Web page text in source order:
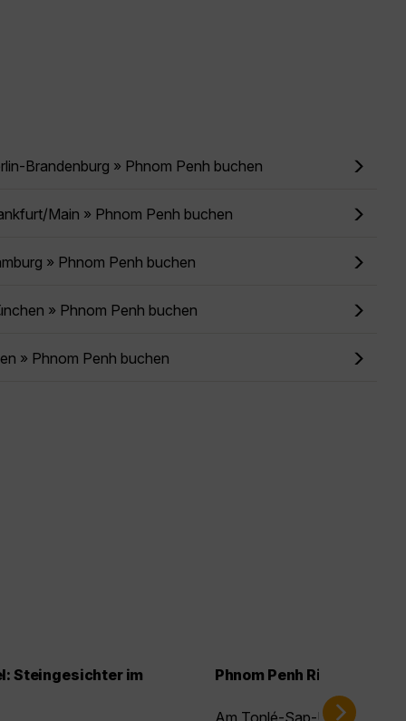
Brandenburg » Phnom Penh buchen
Main » Phnom Penh buchen
» Phnom Penh buchen
» Phnom Penh buchen
» Phnom Penh buchen
Steingesichter im
Phnom Penh Riverside